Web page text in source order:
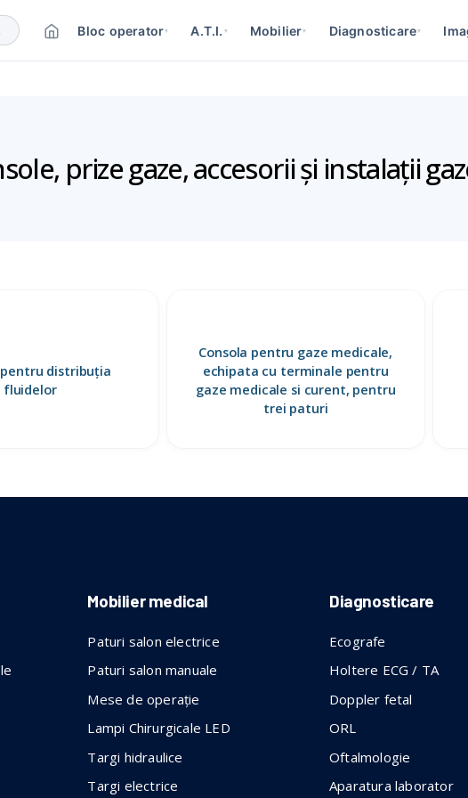
Bloc operator▾ A.T.I. ▾ Mobilier▾ Diagnosticare▾
prize gaze, accesorii și instalații
pentru distribuția
fluidelor
Consola pentru gaze medicale,
echipata cu terminale pentru
gaze medicale si curent, pentru
trei paturi
Mobilier medical
Paturi salon electrice
Paturi salon manuale
Mese de operație
Lampi Chirurgicale LED
Targi hidraulice
Targi electrice
Diagnosticare
Ecografe
Holtere ECG / TA
Doppler fetal
ORL
Oftalmologie
Aparatura laborator